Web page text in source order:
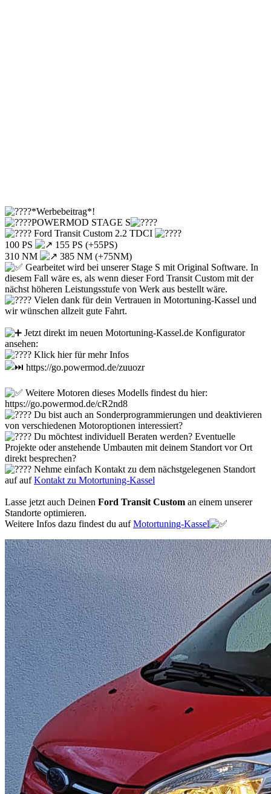
*Werbebeitrag*!
POWERMOD STAGE S
Ford Transit Custom 2.2 TDCI
100 PS
155 PS (+55PS)
310 NM
385 NM (+75NM)
Gearbeitet wird bei unserer Stage S mit Original Software. In
diesem Fall wäre es, als wenn dieser Ford Transit Custom mit der
nächst höheren Leistungsstufe von Werk aus bestellt wäre.
Vielen dank für dein Vertrauen in Motortuning-Kassel und
wir wünschen allzeit gute Fahrt.
Jetzt direkt im neuen Motortuning-Kassel.de Konfigurator
ansehen:
Klick hier für mehr Infos
https://go.powermod.de/zuuozr
Weitere Motoren dieses Modells findest du hier:
https://go.powermod.de/cR2nd8
Du bist auch an Sonderprogrammierungen und deaktivieren
von verschiedenen Motoroptionen interessiert?
Du möchtest individuell Beraten werden? Eventuelle
Projekte oder anstehende Umbauten mit deinem Standort vor Ort
direkt besprechen?
Nehme einfach Kontakt zu dem nächstgelegenen Standort
auf aufKontakt zu Motortuning-Kassel
Lasse jetzt auch Deinen Ford Transit Custom an einem unserer
Standorte optimieren.
Weitere Infos dazu findest du aufMotortuning-Kassel